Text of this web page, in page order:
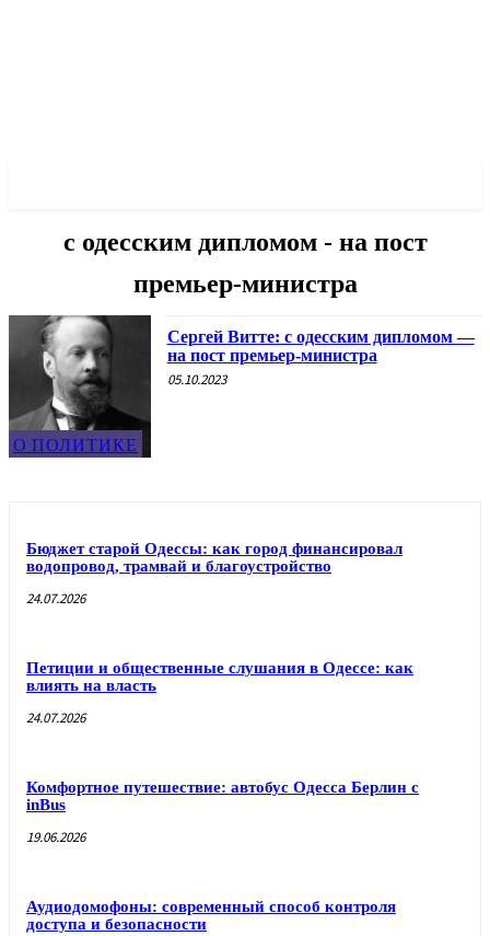
с одесским дипломом - на пост
премьер-министра
О ПОЛИТИКЕ
Сергей Витте: с одесским дипломом —
на пост премьер-министра
05.10.2023
Бюджет старой Одессы: как город финансировал
водопровод, трамвай и благоустройство
24.07.2026
Петиции и общественные слушания в Одессе: как
влиять на власть
24.07.2026
Комфортное путешествие: автобус Одесса Берлин с
inBus
19.06.2026
Аудиодомофоны: современный способ контроля
доступа и безопасности